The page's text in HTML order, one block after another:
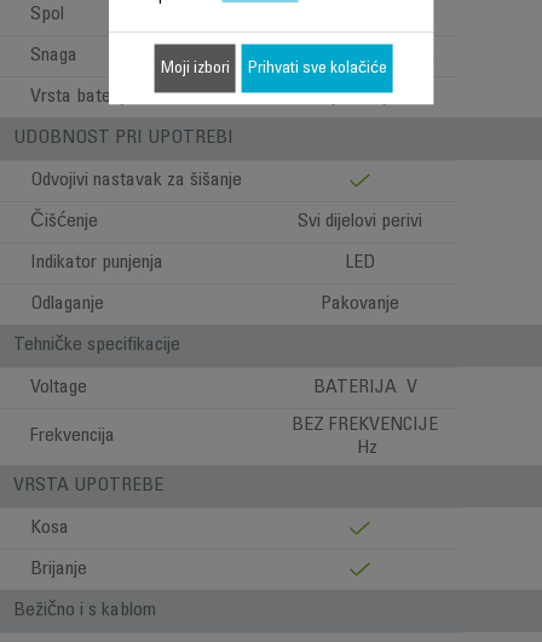
Spol
Snaga
Vrsta baterije Litijumski joni
UDOBNOST PRI UPOTREBI
Odvojivi nastavak za šišanje
Čišćenje Svi dijelovi perivi
Indikator punjenja LED
Odlaganje Pakovanje
Tehničke specifikacije
Voltage BATERIJA V
Frekvencija
BEZ FREKVENCIJE
Hz
VRSTA UPOTREBE
Kosa
Brijanje
Bežično i s kablom
Moji izbori Prihvati sve kolačiće